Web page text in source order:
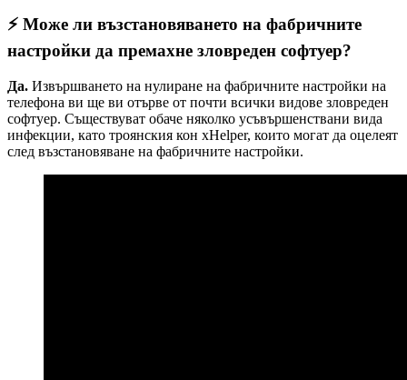
⚡ Може ли възстановяването на фабричните
настройки да премахне зловреден софтуер?
Да. Извършването на нулиране на фабричните настройки на
телефона ви ще ви отърве от почти всички видове зловреден
софтуер. Съществуват обаче няколко усъвършенствани вида
инфекции, като троянския кон xHelper, които могат да оцелеят
след възстановяване на фабричните настройки.